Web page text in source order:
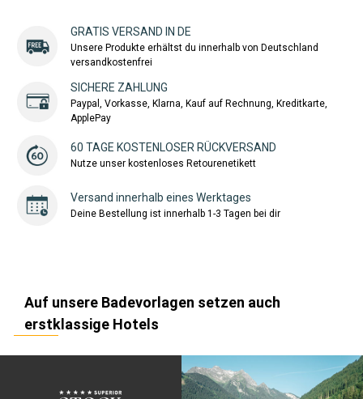
GRATIS VERSAND IN DE
Unsere Produkte erhältst du innerhalb von Deutschland
versandkostenfrei
SICHERE ZAHLUNG
Paypal, Vorkasse, Klarna, Kauf auf Rechnung, Kreditkarte,
ApplePay
60 TAGE KOSTENLOSER RÜCKVERSAND
Nutze unser kostenloses Retourenetikett
Versand innerhalb eines Werktages
Deine Bestellung ist innerhalb 1-3 Tagen bei dir
Auf unsere Badevorlagen setzen auch
erstklassige Hotels